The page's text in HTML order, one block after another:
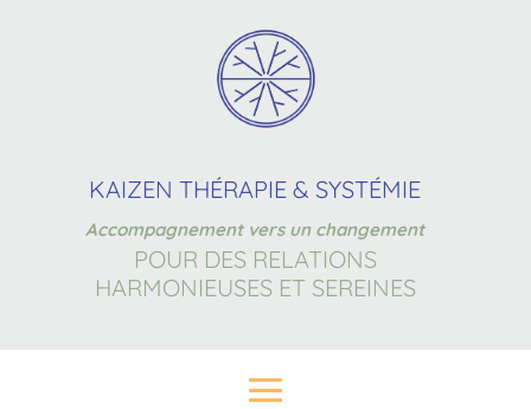
KAIZEN THÉRAPIE & SYSTÉMIE
Accompagnement vers un changement
POUR DES RELATIONS
HARMONIEUSES ET SEREINES